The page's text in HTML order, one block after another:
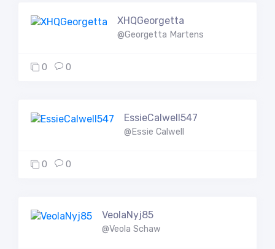
XHQGeorgetta
@Georgetta Martens
0 0
EssieCalwell547
@Essie Calwell
0 0
VeolaNyj85
@Veola Schaw